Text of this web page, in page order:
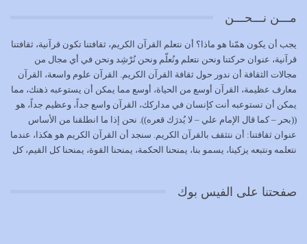
وَالْمُنْفِقِينَ…
يوليو 17, 2026
الاعتصام بحبل الله أمر إلهي للمؤمنين وهو بمثابة سبب بينهم
وبين الله يترتب عليه النصر…
يوليو 16, 2026
إما أن نحاول أن نكون من أولياء الله فيتم على أيدينا ضرب
يوليو 15, 2026
مـــن نـــحـــن
يجب أن يكون همّنا هو ماذا؟ أن نتعلم القرآن الكريم، ثقافتنا تكون قرآنية، ثقافتنا
قرآنية، عنوان حركتنا ونحن نتعلم ونُعلّم ونحن نُرْشِد ونحن في أي مجال من
مجالات الثقافة أن ندور حول ثقافة القرآن الكريم. القرآن علوم واسعة، القرآن
معارف عظيمة، القرآن أوسع من الحياة، أوسع مما يمكن أن يستوعبه ذهنك، مما
يمكن أن تستوعبه أنت كإنسان في مداركك، القرآن واسع جداً، وعظيم جداً، هو
((بحر – كما قال الإمام علي – لا يُدرَك قعره)). نحن إذا ما انطلقنا من الأساس
عنوان ثقافتنا: أن نتثقف بالقرآن الكريم. سنجد أن القرآن الكريم هو هكذا، عندما
نتعلمه ونتبعه يزكينا، يسمو بنا، يمنحنا الحكمة، يمنحنا القوة، يمنحنا كل القيم، كل
بمستوى أن نثقف الآخرين بالقرآن الكريم، وأن نتثقف بثقافة القرآن الكريم
صفحتنا على الفيس بوك